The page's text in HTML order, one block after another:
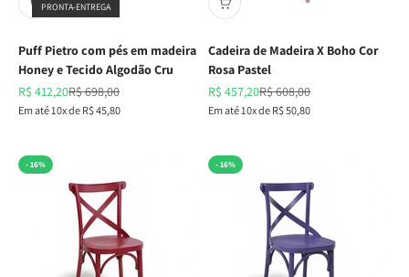
PRONTA-ENTREGA
Puff Pietro com pés em madeira
Honey e Tecido Algodão Cru
Preço promocional
R$ 412,20Preço normal
R$ 698,00
Em até 10x de R$ 45,80
Cadeira de Madeira X Boho Cor
Rosa Pastel
Preço promocional
R$ 457,20Preço normal
R$ 608,00
Em até 10x de R$ 50,80
- 16% - 16%